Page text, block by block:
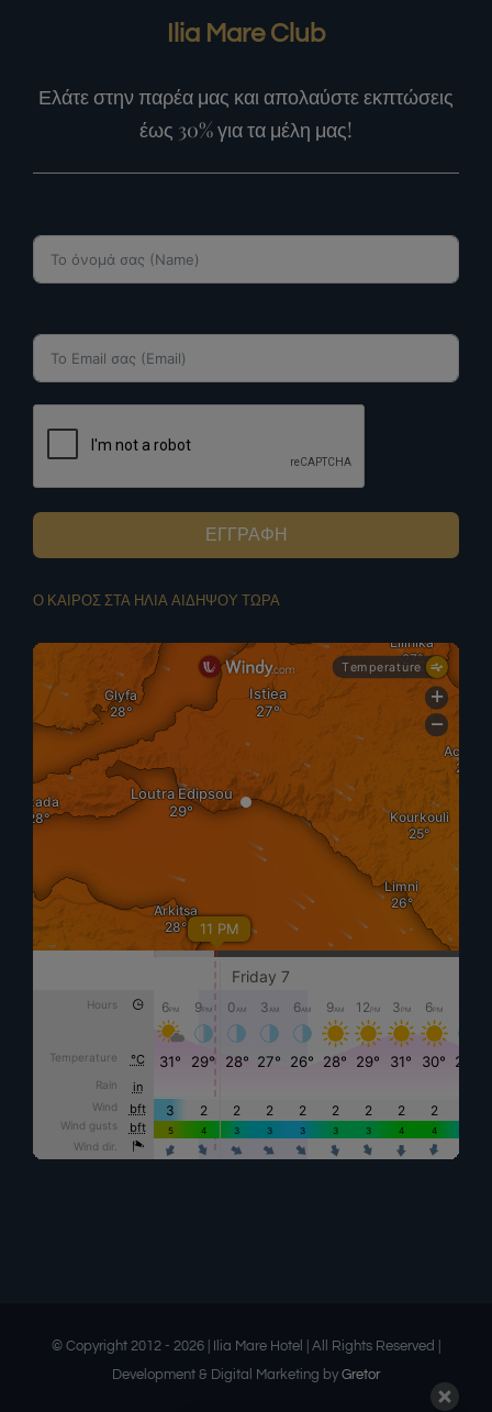
Ilia Mare Club
Ελάτε στην παρέα μας και απολαύστε εκπτώσεις
έως 30% για τα μέλη μας!
ΕΓΓΡΑΦΗ
Ο ΚΑΙΡΟΣ ΣΤΑ ΗΛΙΑ ΑΙΔΗΨΟΥ ΤΩΡΑ
© Copyright 2012 - 2026 | Ilia Mare Hotel | All Rights Reserved |
Development & Digital Marketing by Gretor